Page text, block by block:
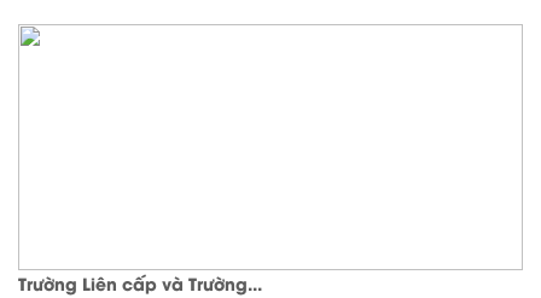
Trường Liên cấp và Trường...